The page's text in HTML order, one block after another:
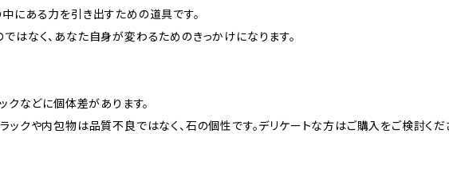
にある力を引き出すための道具です。
はなく、あなた自身が変わるためのきっかけになります。
クなどに個体差があります。
クや内包物は品質不良ではなく、石の個性です。デリケートな方はご購入をご検討くだ